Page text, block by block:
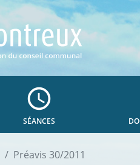
access_time
SÉANCES
Préavis 30/2011